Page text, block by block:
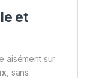
et
aisément sur
, sans